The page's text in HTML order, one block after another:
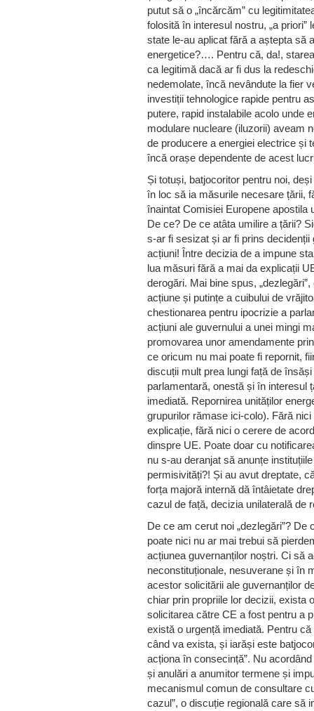
putut să o „încărcăm” cu
folosită în interesul nostru, „a
state le-au aplicat fără a aștepta să
energetice?…. Pentru că, da!,
ca legitimă dacă ar fi dus la
nedemolate, încă nevândute la fier
investiții tehnologice rapide pentru
putere, rapid instalabile acolo unde
modulare nucleare (iluzorii) aveam
de producere a energiei electrice și
încă orașe dependente de acest
Și totuși, batjocoritor pentru noi,
în loc să ia măsurile necesare țării,
înaintat Comisiei Europene
De ce? De ce atâta umilire a țării?
s-ar fi sesizat și ar fi prins
acțiuni! Între decizia de a impune
lua măsuri fără a mai da explicații
derogări. Mai bine spus,
acțiune și putințe a cuibului de
chestionarea pentru ipocrizie a
acțiuni ale guvernului a unei mingi
promovarea unor amendamente
ce oricum nu mai poate fi repornit,
discuții mult prea lungi față de
parlamentară, onestă și în interesul
imediată. Repornirea unităților
grupurilor rămase ici-colo). Fără
explicație, fără nici o cerere de
dinspre UE. Poate doar cu
nu s-au deranjat să anunțe
permisivități?! Și au avut dreptate,
forța majoră internă dă întâietate
cazul de față, decizia unilaterală de
De ce am cerut noi „dezlegări”? De
poate nici nu ar mai trebui să
acțiunea guvernanților noștri. Ci să
neconstituționale, nesuverane și în
acestor solicitării ale guvernanților
chiar prin propriile lor decizii, exista
solicitarea către CE a fost pentru a
există o urgență imediată. Pentru
când va exista, și iarăși este
acționa în consecință”. Nu
și anulări a anumitor termene și
mecanismul comun de consultare
cazul”, o discuție regională care să